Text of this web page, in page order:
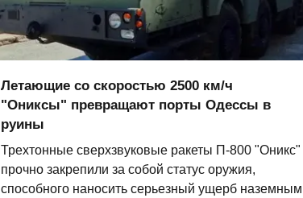
Летающие со скоростью 2500 км/ч
"Ониксы" превращают порты Одессы в
руины
Трехтонные сверхзвуковые ракеты П‑800 "Оникс"
прочно закрепили за собой статус оружия,
способного наносить серьезный ущерб наземным